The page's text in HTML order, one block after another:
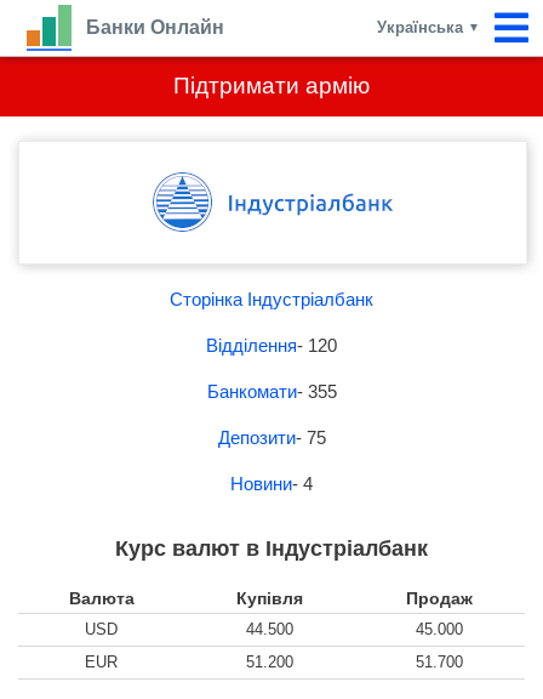
Підтримати армію
Банки Онлайн Українська ▼
Сторінка Індустріалбанк
Відділення- 120
Банкомати- 355
Депозити- 75
Новини- 4
Курс валют в Індустріалбанк
Валюта Купівля Продаж
USD 44.500
45.000
EUR
51.200 51.700